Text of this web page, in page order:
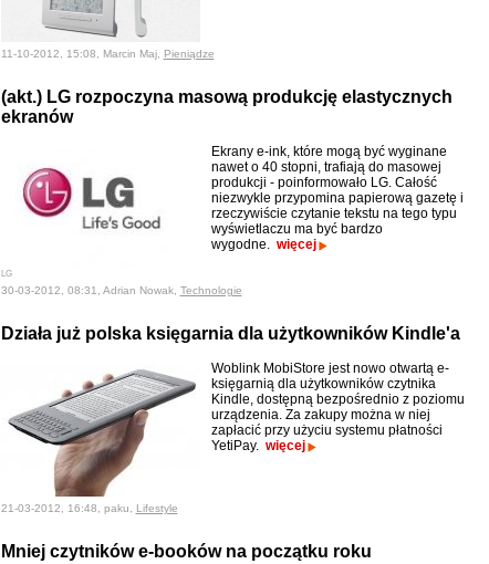
11-10-2012, 15:08, Marcin Maj, Pieniądze
(akt.) LG rozpoczyna masową produkcję elastycznych
ekranów
LG
Ekrany e-ink, które mogą być wyginane
nawet o 40 stopni, trafiają do masowej
produkcji - poinformowało LG. Całość
niezwykle przypomina papierową gazetę i
rzeczywiście czytanie tekstu na tego typu
wyświetlaczu ma być bardzo
wygodne. więcej
30-03-2012, 08:31, Adrian Nowak, Technologie
Działa już polska księgarnia dla użytkowników Kindle'a
Woblink MobiStore jest nowo otwartą e-
księgarnią dla użytkowników czytnika
Kindle, dostępną bezpośrednio z poziomu
urządzenia. Za zakupy można w niej
zapłacić przy użyciu systemu płatności
YetiPay. więcej
21-03-2012, 16:48, paku, Lifestyle
Mniej czytników e-booków na początku roku